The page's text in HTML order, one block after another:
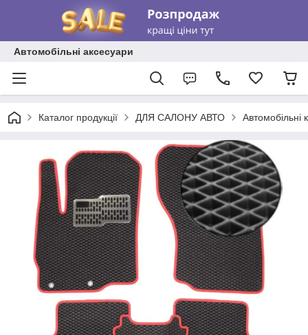
Автомобільні аксесуари
Каталог продукції ДЛЯ САЛОНУ АВТО Автомобільні